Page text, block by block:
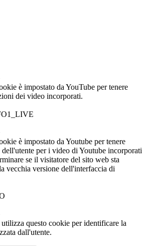
è impostato da YouTube per tenere
dei video incorporati.
è impostato da Youtube per tenere
dell'utente per i video di Youtube incorporati
se il visitatore del sito web sta
vecchia versione dell'interfaccia di
questo cookie per identificare la
dall'utente.